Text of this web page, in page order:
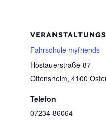
Fahrschule myfriends
Hostauerstraße 87
Ottensheim, 4100
Telefon
07234 86064